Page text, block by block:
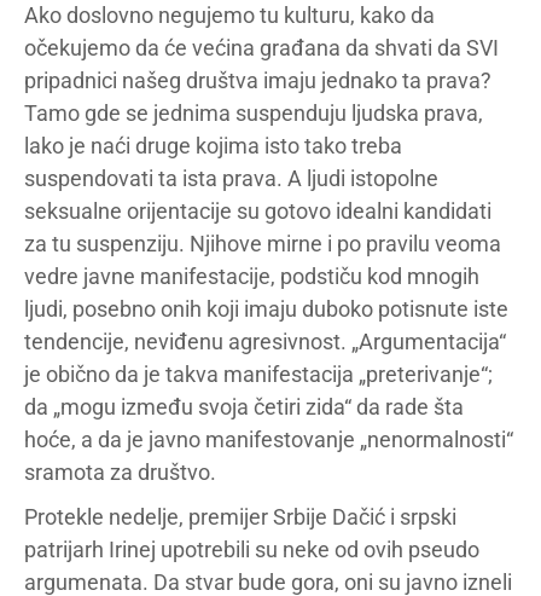
Ako doslovno negujemo tu kulturu, kako da
očekujemo da će većina građana da shvati da SVI
pripadnici našeg društva imaju jednako ta prava?
Tamo gde se jednima suspenduju ljudska prava,
lako je naći druge kojima isto tako treba
suspendovati ta ista prava. A ljudi istopolne
seksualne orijentacije su gotovo idealni kandidati
za tu suspenziju. Njihove mirne i po pravilu veoma
vedre javne manifestacije, podstiču kod mnogih
ljudi, posebno onih koji imaju duboko potisnute iste
tendencije, neviđenu agresivnost. „Argumentacija“
je obično da je takva manifestacija „preterivanje“;
da „mogu između svoja četiri zida“ da rade šta
hoće, a da je javno manifestovanje „nenormalnosti“
sramota za društvo.
Protekle nedelje, premijer Srbije Dačić i srpski
patrijarh Irinej upotrebili su neke od ovih pseudo
argumenata. Da stvar bude gora, oni su javno izneli